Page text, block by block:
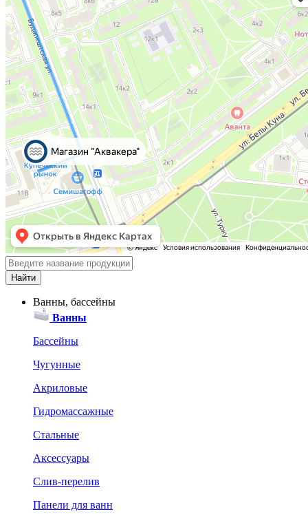
Ванны, бассейны
Ванны
Бассейны
Чугунные
Акриловые
Гидромассажные
Стальные
Аксессуары
Слив-перелив
Панели для ванн